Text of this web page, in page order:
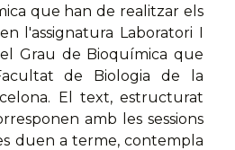
que han de realitzar els
l'assignatura Laboratori I
Grau de Bioquímica que
de Biologia de la
El text, estructurat
amb les sessions
duen a terme, contempla